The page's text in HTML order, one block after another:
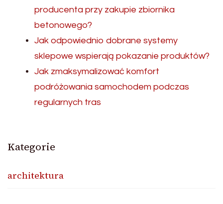
producenta przy zakupie zbiornika
betonowego?
Jak odpowiednio dobrane systemy
sklepowe wspierają pokazanie produktów?
Jak zmaksymalizować komfort
podróżowania samochodem podczas
regularnych tras
Kategorie
architektura